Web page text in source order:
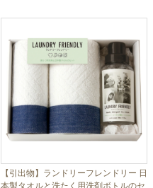
【引出物】ランドリーフレンドリー 日